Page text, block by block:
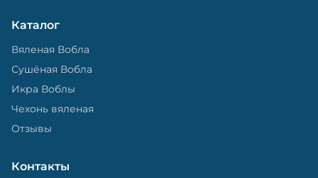
Каталог
Вяленая Вобла
Сушёная Вобла
Икра Воблы
Чехонь вяленая
Отзывы
Контакты